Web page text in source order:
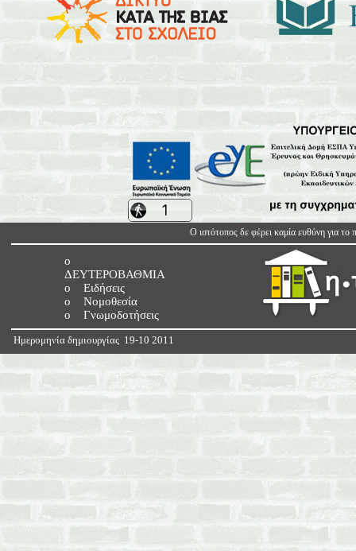
o
ΔΕΥΤΕΡΟΒΑΘΜΙΑ
o Ειδήσεις
o Νομοθεσία
o Γνωμοδοτήσεις
Ημερομηνία δημιουργίας 19-10 2011
O ιστότοπος δε φέρει καμία ευθύνη για το